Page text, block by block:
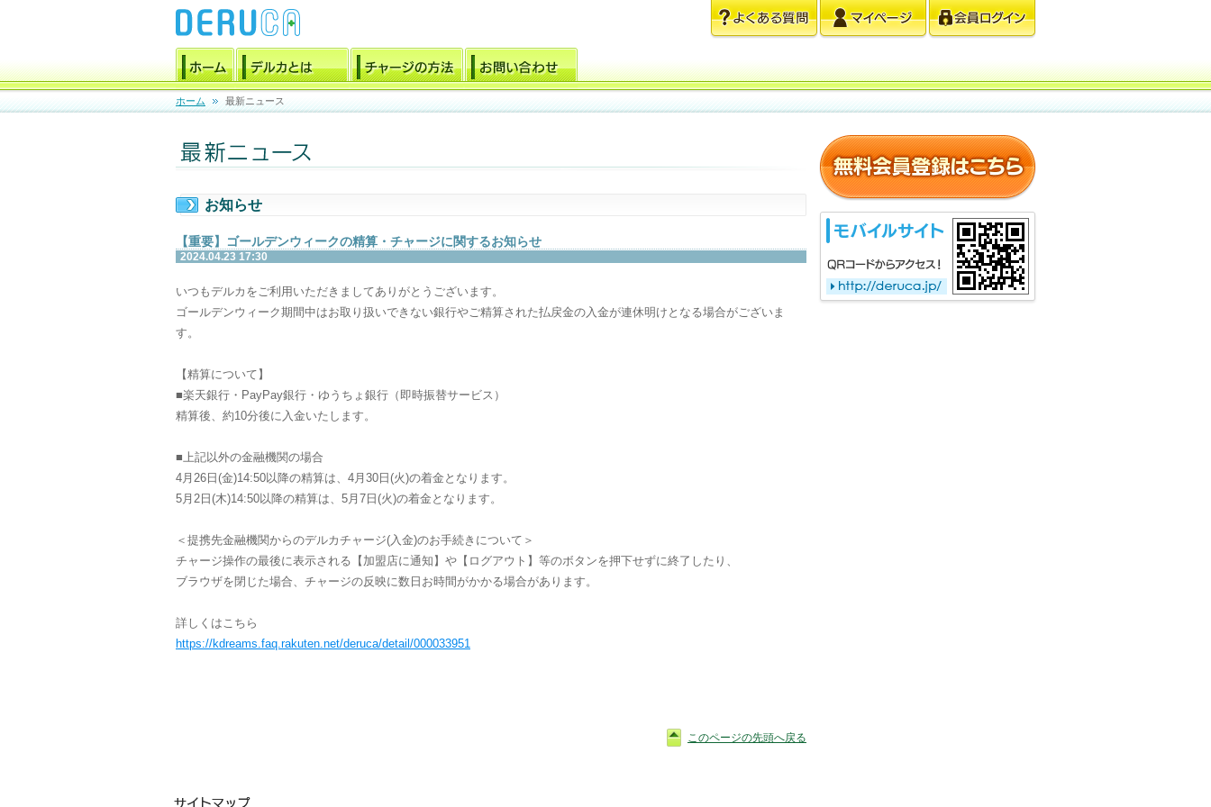
ホーム 最新ニュース
お知らせ
【重要】ゴールデンウィークの精算・チャージに関するお知らせ
2024.04.23 17:30
いつもデルカをご利用いただきましてありがとうございます。
ゴールデンウィーク期間中はお取り扱いできない銀行やご精算された払戻金の入金が連休明けとなる場合がございま
す。
【精算について】
■楽天銀行・PayPay銀行・ゆうちょ銀行（即時振替サービス）
精算後、約10分後に入金いたします。
■上記以外の金融機関の場合
4月26日(金)14:50以降の精算は、4月30日(火)の着金となります。
5月2日(木)14:50以降の精算は、5月7日(火)の着金となります。
＜提携先金融機関からのデルカチャージ(入金)のお手続きについて＞
チャージ操作の最後に表示される【加盟店に通知】や【ログアウト】等のボタンを押下せずに終了したり、
ブラウザを閉じた場合、チャージの反映に数日お時間がかかる場合があります。
詳しくはこちら
https://kdreams.faq.rakuten.net/deruca/detail/000033951
このページの先頭へ戻る